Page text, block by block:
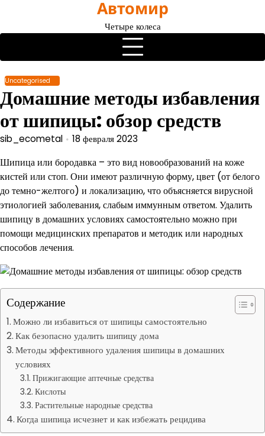
содержимому
Автомир
Четыре колеса
Uncategorised
Домашние методы избавления
от шипицы: обзор средств
sib_ecometal 18 февраля 2023
Шипица или бородавка – это вид новообразований на коже
кистей или стоп. Они имеют различную форму, цвет (от белого
до темно-желтого) и локализацию, что объясняется вирусной
этиологией заболевания, слабым иммунным ответом. Удалить
шипицу в домашних условиях самостоятельно можно при
помощи медицинских препаратов и методик или народных
способов лечения.
Содержание
Можно ли избавиться от шипицы самостоятельно
Как безопасно удалить шипицу дома
Методы эффективного удаления шипицы в домашних
условиях
Прижигающие аптечные средства
Кислоты
Растительные народные средства
Когда шипица исчезнет и как избежать рецидива